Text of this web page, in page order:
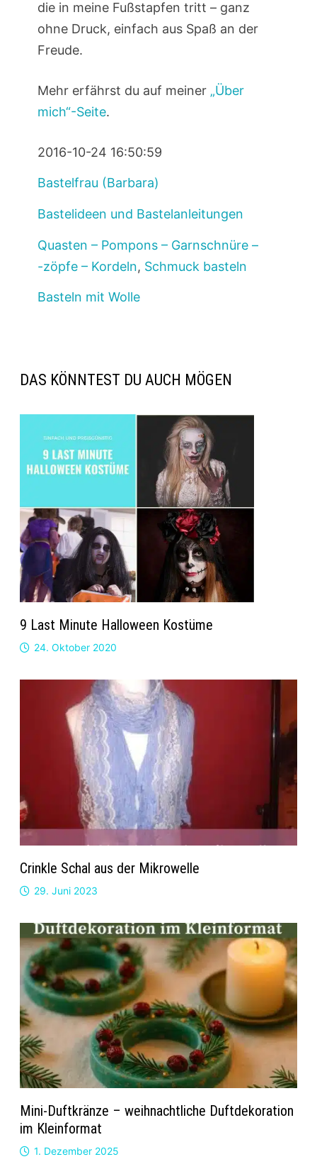
die in meine Fußstapfen tritt – ganz
ohne Druck, einfach aus Spaß an der
Freude.
Mehr erfährst du auf meiner „Über
mich“-Seite.
2016-10-24 16:50:59
Bastelfrau (Barbara)
Bastelideen und Bastelanleitungen
Quasten – Pompons – Garnschnüre –
-zöpfe – Kordeln, Schmuck basteln
Basteln mit Wolle
DAS KÖNNTEST DU AUCH MÖGEN
9 Last Minute Halloween Kostüme
24. Oktober 2020
Crinkle Schal aus der Mikrowelle
29. Juni 2023
Mini-Duftkränze – weihnachtliche Duftdekoration
im Kleinformat
1. Dezember 2025